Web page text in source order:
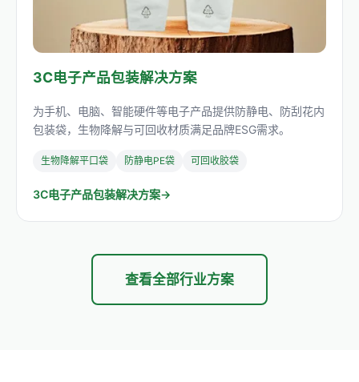
3C电子产品包装解决方案
为手机、电脑、智能硬件等电子产品提供防静电、防刮花内
包装袋，生物降解与可回收材质满足品牌ESG需求。
生物降解平口袋 防静电PE袋 可回收胶袋
3C电子产品包装解决方案→
查看全部行业方案